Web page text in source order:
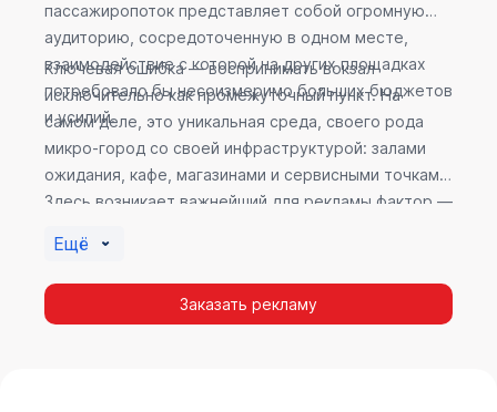
пассажиропоток представляет собой огромную
аудиторию, сосредоточенную в одном месте,
взаимодействие с которой на других площадках
потребовало бы несоизмеримо больших бюджетов
и усилий.
Ключевая ошибка — воспринимать вокзал
исключительно как промежуточный пункт. На
самом деле, это уникальная среда, своего рода
микро-город со своей инфраструктурой: залами
ожидания, кафе, магазинами и сервисными точками.
Здесь возникает важнейший для рекламы фактор —
пассажир максимально открыт для информации, а
его внимание не так рассеяно, как при беглом
просмотре постов в соцсетях.
Ещё
Заказать рекламу